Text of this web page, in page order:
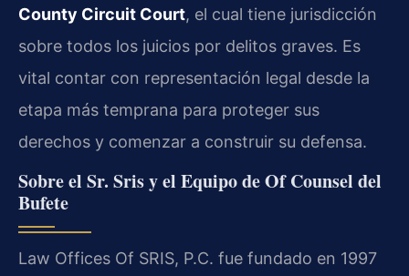
County Circuit Court, el cual tiene jurisdicción
sobre todos los juicios por delitos graves. Es
vital contar con representación legal desde la
etapa más temprana para proteger sus
derechos y comenzar a construir su defensa.
Sobre el Sr. Sris y el Equipo de Of Counsel del
Bufete
Law Offices Of SRIS, P.C. fue fundado en 1997